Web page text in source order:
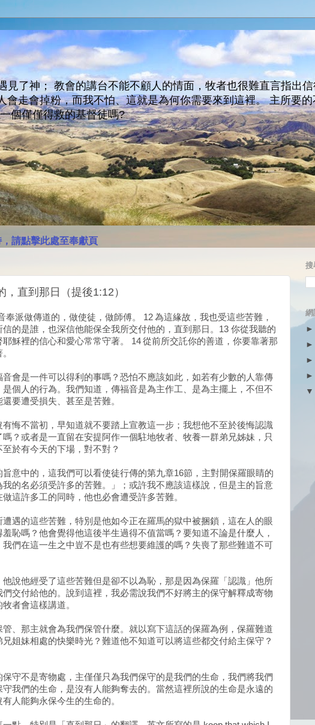
見了神； 教會的講台不能不顧人的情面，牧者也很難直言指出
會走會掉粉，而我不怕、這就是為何你需要來到這裡。 主所要
個僅僅得救的基督徒嗎?
請點擊此處至奉獻頁
直到那日（提後1:12）
奉派做傳道的，做使徒，做師傅。 12 為這緣故，我也受這些苦難，
的是誰，也深信他能保全我所交付他的，直到那日。13 你從我聽的
穌裡的信心和愛心常常守著。 14 從前所交託你的善道，你要靠著那
會是一件可以得利的事嗎？恐怕不應該如此，如若有少數的人靠傳
個人的行為。我們知道，傳福音是為主作工、是為主擺上，不但不
要遭受損失、甚至是苦難。
悔不當初，早知道就不要踏上宣教這一步；我想他不至於後悔認識
？或者是一直留在安提阿作一個駐地牧者、牧養一群弟兄姊妹，只
於有今天的下場，對不對？
意中的，這我們可以看使徒行傳的第九章16節，主對開保羅眼睛的
的名必須受許多的苦難。」；或許我不應該這樣說，但是主的旨意
這許多工的同時，他也必會遭受許多苦難。
遇的這些苦難，特別是他如今正在羅馬的獄中被捆鎖，這在人的眼
恥嗎？他會覺得他這後半生過得不值當嗎？要知道不論是什麼人，
們在這一生之中豈不是也有些想要維護的嗎？失喪了那些難道不可
說他經受了這些苦難但是卻不以為恥，那是因為保羅「認識」他所
交付給他的。說到這裡，我必需說我們不好將主的保守解釋成寄物
者會這樣講道。
、那主就會為我們保管什麼。就以寫下這話的保羅為例，保羅難道
姐妹相處的快樂時光？難道他不知道可以將這些都交付給主保守？
守不是寄物處，主僅僅只為我們保守的是我們的生命，我們將我們
我們的生命，是沒有人能夠奪去的。當然這裡所說的生命是永遠的
人能夠永保今生的生命的。
搜
網
►
►
►
►
▼